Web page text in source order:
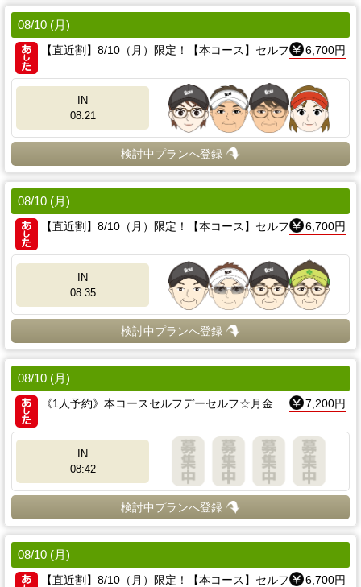
08/10 (月)
【直近割】8/10（月）限定！【本コース】セルフ
6,700円
IN
08:21
検討中プランへ登録
08/10 (月)
【直近割】8/10（月）限定！【本コース】セルフ
6,700円
IN
08:35
検討中プランへ登録
08/10 (月)
《1人予約》本コースセルフデーセルフ☆月金
7,200円
IN
08:42
検討中プランへ登録
08/10 (月)
【直近割】8/10（月）限定！【本コース】セルフ
6,700円